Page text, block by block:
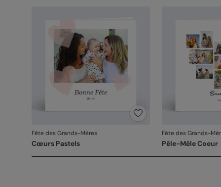
Fête des Grands-Mères
Cœurs Pastels
Fête des Grands-
Pêle-Mêle Coeur